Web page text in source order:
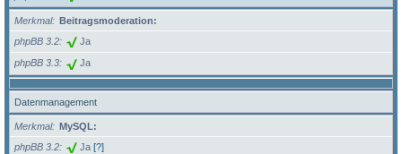
Merkmal
Beitragsmoderation:
phpBB 3.2
Ja
phpBB 3.3 Ja
Datenmanagement
Merkmal
MySQL:
phpBB 3.2
Ja [?]